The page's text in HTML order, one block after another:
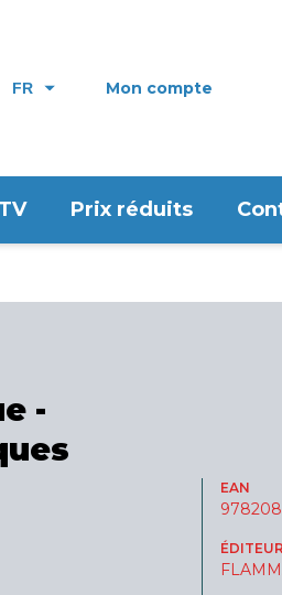
FR Mon compte
Prix réduits
-
EAN
ÉDITEUR